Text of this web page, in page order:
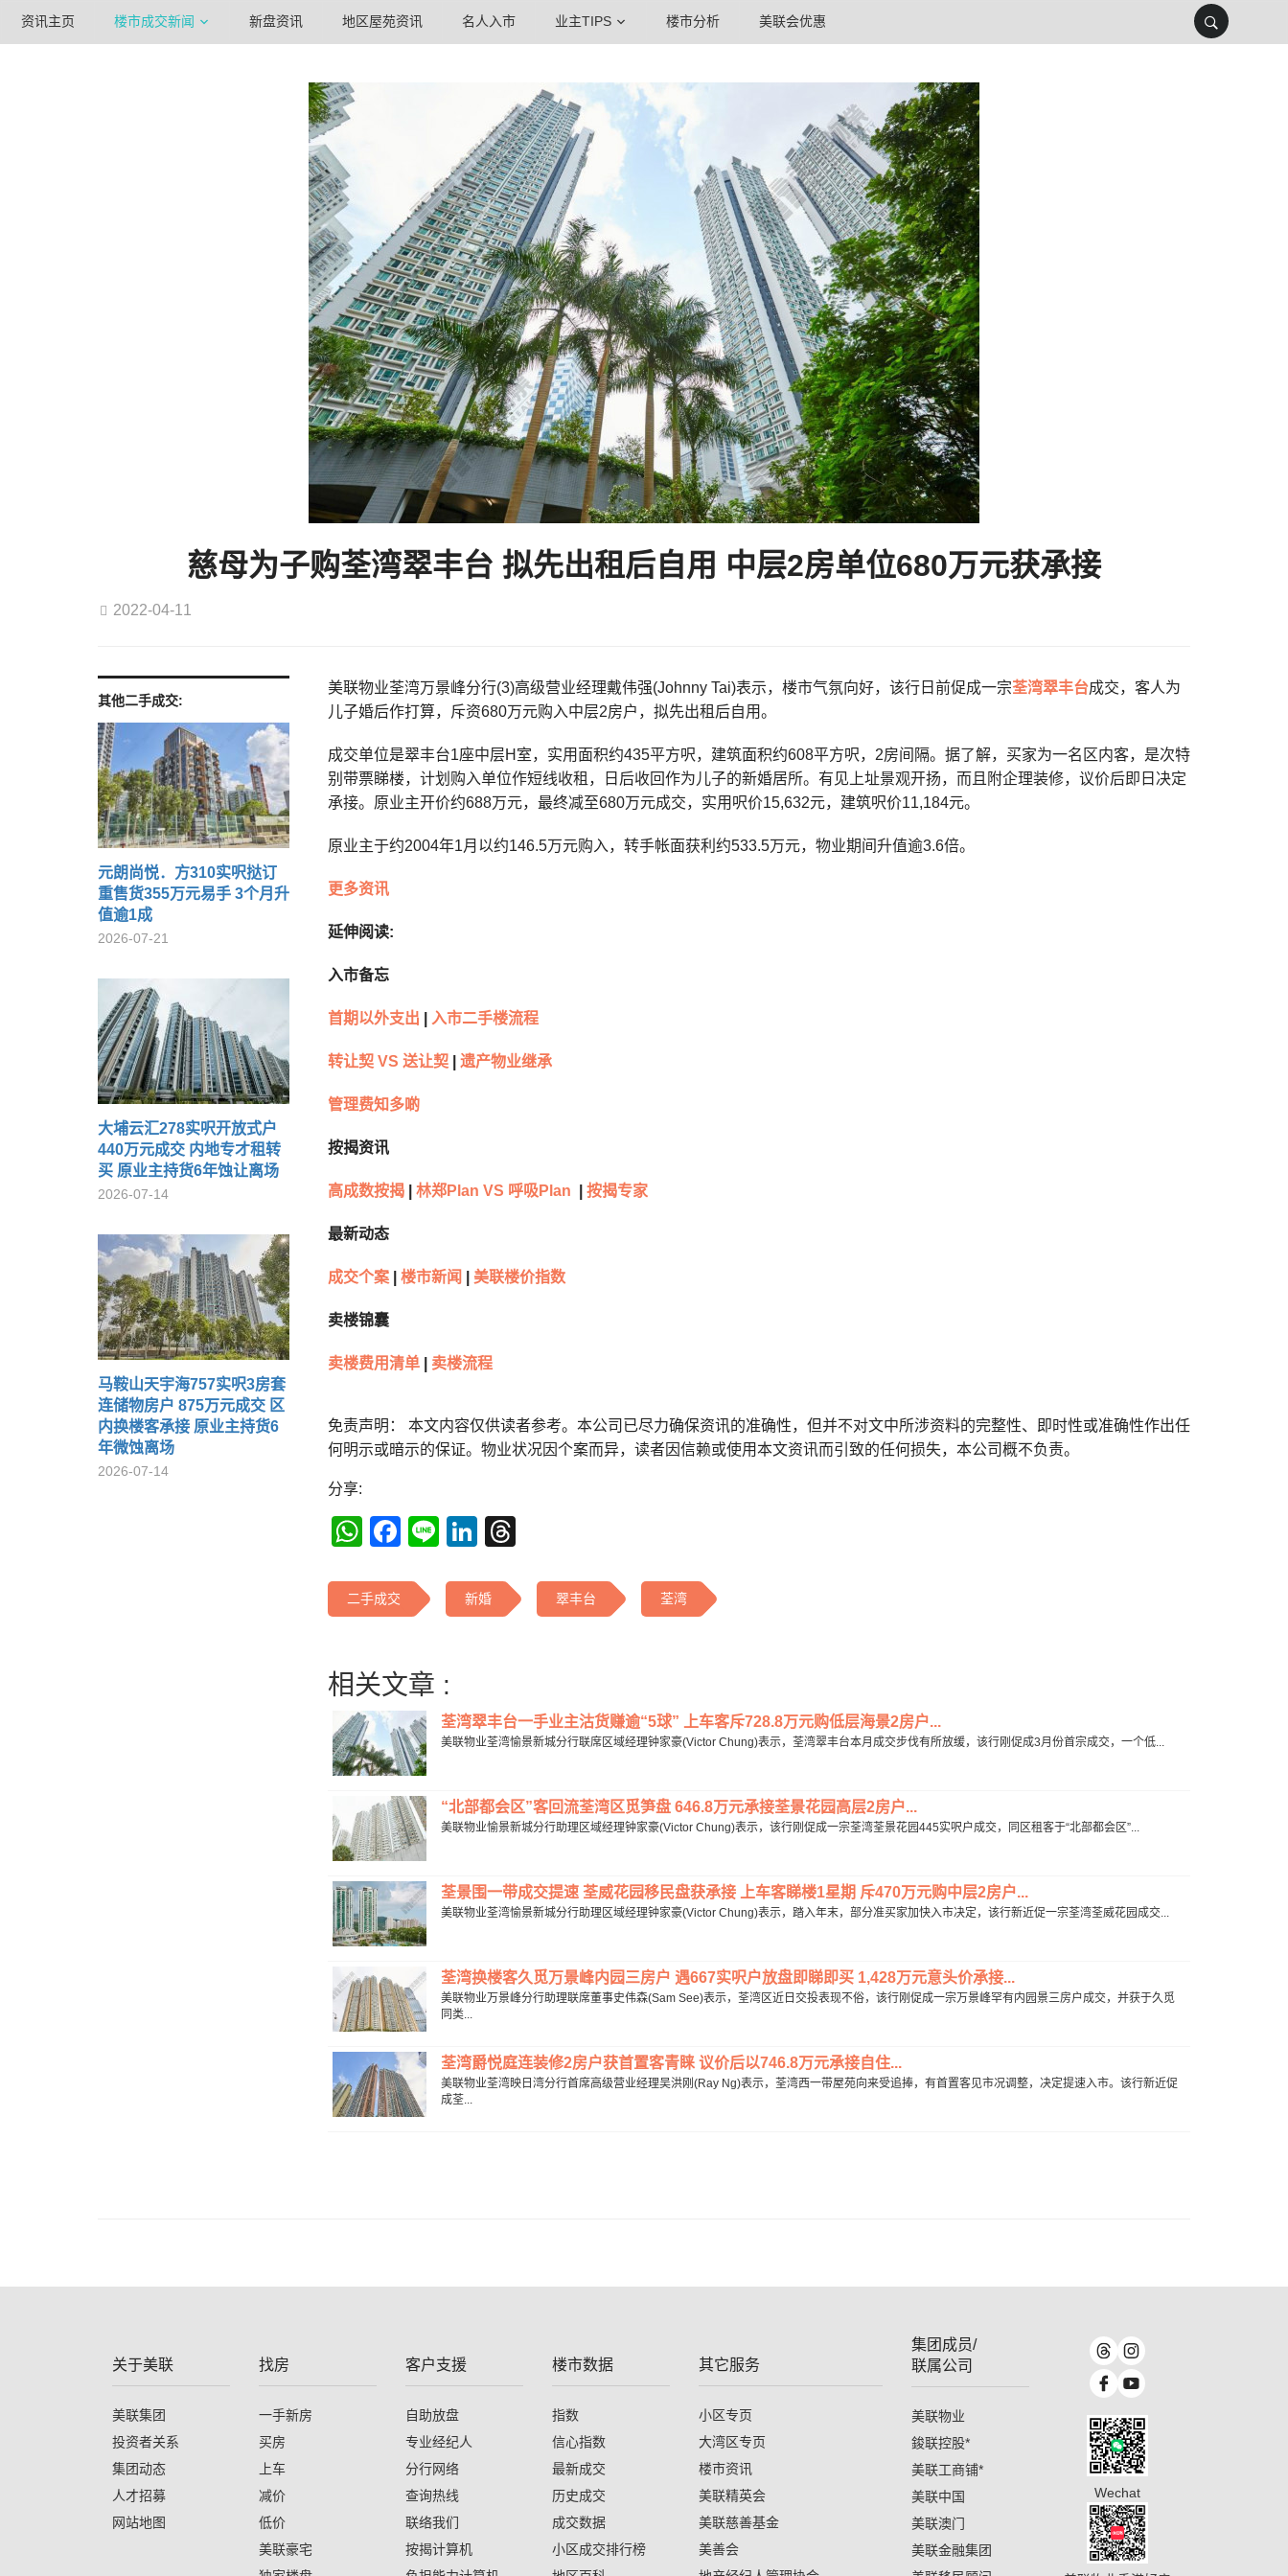
资讯主页 楼市成交新闻 新盘资讯 地区屋苑资讯 名人入市 业主TIPS 楼市分析 美联会优惠
慈母为子购荃湾翠丰台 拟先出租后自用 中层2房单位680万元获承接
2022-04-11
其他二手成交:
元朗尚悦．方310实呎挞订
重售货355万元易手 3个月升
值逾1成
2026-07-21
大埔云汇278实呎开放式户
440万元成交 内地专才租转
买 原业主持货6年蚀让离场
2026-07-14
马鞍山天宇海757实呎3房套
连储物房户 875万元成交 区
内换楼客承接 原业主持货6
年微蚀离场
2026-07-14
美联物业荃湾万景峰分行(3)高级营业经理戴伟强(Johnny Tai)表示，楼市气氛向好，该行日前促成一宗荃湾翠丰台成交，客人为
儿子婚后作打算，斥资680万元购入中层2房户，拟先出租后自用。
成交单位是翠丰台1座中层H室，实用面积约435平方呎，建筑面积约608平方呎，2房间隔。据了解，买家为一名区内客，是次特
别带票睇楼，计划购入单位作短线收租，日后收回作为儿子的新婚居所。有见上址景观开扬，而且附企理装修，议价后即日决定
承接。原业主开价约688万元，最终减至680万元成交，实用呎价15,632元，建筑呎价11,184元。
原业主于约2004年1月以约146.5万元购入，转手帐面获利约533.5万元，物业期间升值逾3.6倍。
更多资讯
延伸阅读:
入市备忘
首期以外支出 入市二手楼流程
转让契 VS 送让契 遗产物业继承
管理费知多啲
按揭资讯
高成数按揭 林郑Plan VS 呼吸Plan 按揭专家
最新动态
成交个案 楼市新闻 美联楼价指数
卖楼锦囊
卖楼费用清单 卖楼流程
免责声明： 本文内容仅供读者参考。本公司已尽力确保资讯的准确性，但并不对文中所涉资料的完整性、即时性或准确性作出任
何明示或暗示的保证。物业状况因个案而异，读者因信赖或使用本文资讯而引致的任何损失，本公司概不负责。
分享:
WhatsApp
Facebook
LineLinkedIn
二手成交 新婚 翠丰台 荃湾
相关文章 :
荃湾翠丰台一手业主沽货赚逾“5球” 上车客斥728.8万元购低层海景2房户...
美联物业荃湾愉景新城分行联席区域经理钟家豪(Victor Chung)表示，荃湾翠丰台本月成交步伐有所放缓，该行刚促成3月份首宗成交，一个低...
“北部都会区”客回流荃湾区觅笋盘 646.8万元承接荃景花园高层2房户...
美联物业愉景新城分行助理区域经理钟家豪(Victor Chung)表示，该行刚促成一宗荃湾荃景花园445实呎户成交，同区租客于“北部都会区”...
荃景围一带成交提速 荃威花园移民盘获承接 上车客睇楼1星期 斥470万元购中层2房户...
美联物业荃湾愉景新城分行助理区域经理钟家豪(Victor Chung)表示，踏入年末，部分准买家加快入市决定，该行新近促一宗荃湾荃威花园成交...
荃湾换楼客久觅万景峰内园三房户 遇667实呎户放盘即睇即买 1,428万元意头价承接...
美联物业万景峰分行助理联席董事史伟森(Sam See)表示，荃湾区近日交投表现不俗，该行刚促成一宗万景峰罕有内园景三房户成交，并获于久觅
同类...
荃湾爵悦庭连装修2房户获首置客青睐 议价后以746.8万元承接自住...
美联物业荃湾映日湾分行首席高级营业经理吴洪刚(Ray Ng)表示，荃湾西一带屋苑向来受追捧，有首置客见市况调整，决定提速入市。该行新近促
成荃...
关于美联
美联集团
投资者关系
集团动态
人才招募
网站地图
找房
一手新房
买房
上车
减价
低价
美联豪宅
客户支援
自助放盘
专业经纪人
分行网络
查询热线
联络我们
按揭计算机
楼市数据
指数
信心指数
最新成交
历史成交
成交数据
小区成交排行榜
其它服务
小区专页
大湾区专页
楼市资讯
美联精英会
美联慈善基金
美善会
集团成员/
联属公司
美联物业
鋑联控股*
美联工商铺*
美联中国
美联澳门
美联金融集团
Wechat